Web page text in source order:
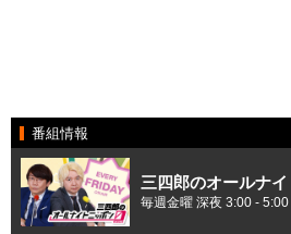
番組情報
三四郎のオールナ
毎週金曜 深夜 3:00 - 5:00